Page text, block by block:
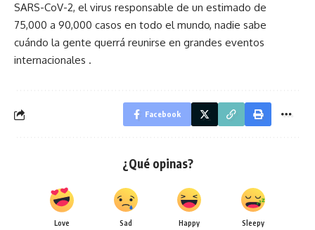
SARS-CoV-2, el virus responsable de un estimado de
75,000 a 90,000 casos en todo el mundo, nadie sabe
cuándo la gente querrá reunirse en grandes eventos
internacionales .
Facebook
¿Qué opinas?
Love Sad Happy Sleepy